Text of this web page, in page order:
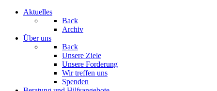
Aktuelles
Back
Archiv
Über uns
Back
Unsere Ziele
Unsere Forderung
Wir treffen uns
Spenden